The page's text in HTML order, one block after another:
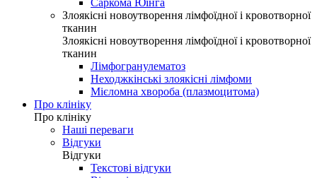
Саркома Юінга
Злоякісні новоутворення лімфоїдної і кровотворної
тканин
Злоякісні новоутворення лімфоїдної і кровотворної
тканин
Лімфогранулематоз
Неходжкінські злоякісні лімфоми
Мієломна хвороба (плазмоцитома)
Про клініку
Про клініку
Наші переваги
Відгуки
Відгуки
Текстові відгуки